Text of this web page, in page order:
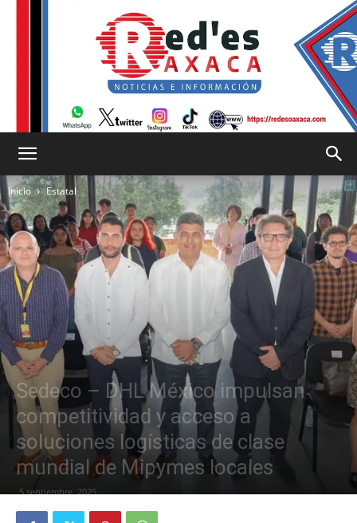
es
Oaxaca
Inicio Estatal
Sedeco – DHL México impulsan
competitividad y acceso a
soluciones logísticas de clase
mundial de Mipymes locales
5 septiembre, 2025